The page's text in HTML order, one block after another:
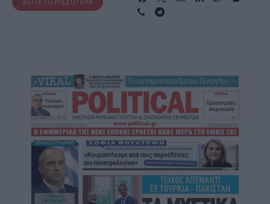
ΔΕΊΤΕ ΠΕΡΙΣΣΌΤΕΡΑ